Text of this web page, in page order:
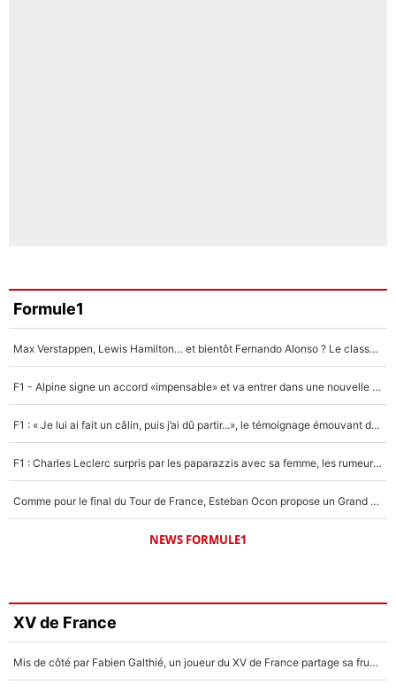
Formule1
Max Verstappen, Lewis Hamilton… et bientôt Fernando Alonso ? Le classement des pilotes les mieux payés en Formule 1 risque de changer !
F1 - Alpine signe un accord «impensable» et va entrer dans une nouvelle dimension : Grande nouvelle pour Pierre Gasly !
F1 : « Je lui ai fait un câlin, puis j’ai dû partir...», le témoignage émouvant de Max Verstappen sur sa fille
F1 : Charles Leclerc surpris par les paparazzis avec sa femme, les rumeurs étaient vraies !
Comme pour le final du Tour de France, Esteban Ocon propose un Grand Prix de Formule 1 à Paris : «Autour de l’Arc de Triomphe, ce serait génial» !
NEWS FORMULE1
XV de France
Mis de côté par Fabien Galthié, un joueur du XV de France partage sa frustration : «ils ne me l’ont pas dit tout de suite»